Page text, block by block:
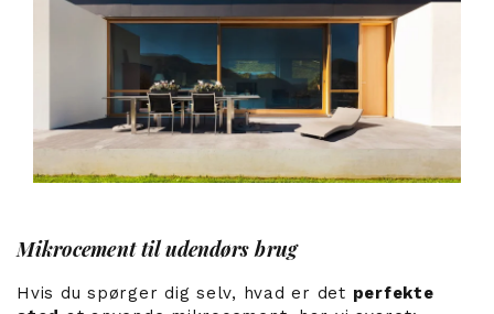
Mikrocement til udendørs brug
Hvis du spørger dig selv, hvad er det perfekte